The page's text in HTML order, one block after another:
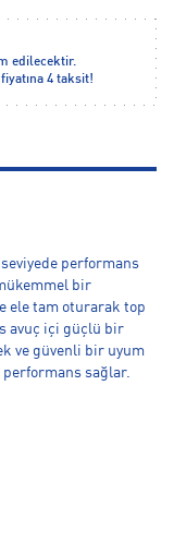
edilecektir.
4 taksit!
performans
bir
ele tam oturarak top
avuç içi güçlü bir
ve güvenli bir uyum
sağlar.